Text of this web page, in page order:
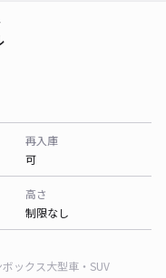
再入庫
可
高さ
制限なし
ボックス大型車・SUV